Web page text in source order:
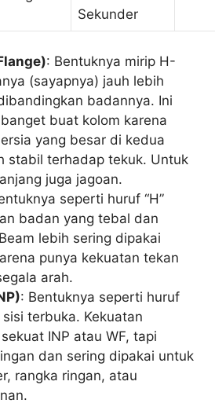
Sekunder
: Bentuknya mirip H-
(sayapnya) jauh lebih
badannya. Ini
buat kolom karena
yang besar di kedua
stabil terhadap tekuk. Untuk
juga jagoan.
seperti huruf “H”
badan yang tebal dan
lebih sering dipakai
punya kekuatan tekan
arah.
: Bentuknya seperti huruf
sisi terbuka. Kekuatan
INP atau WF, tapi
dan sering dipakai untuk
rangka ringan, atau